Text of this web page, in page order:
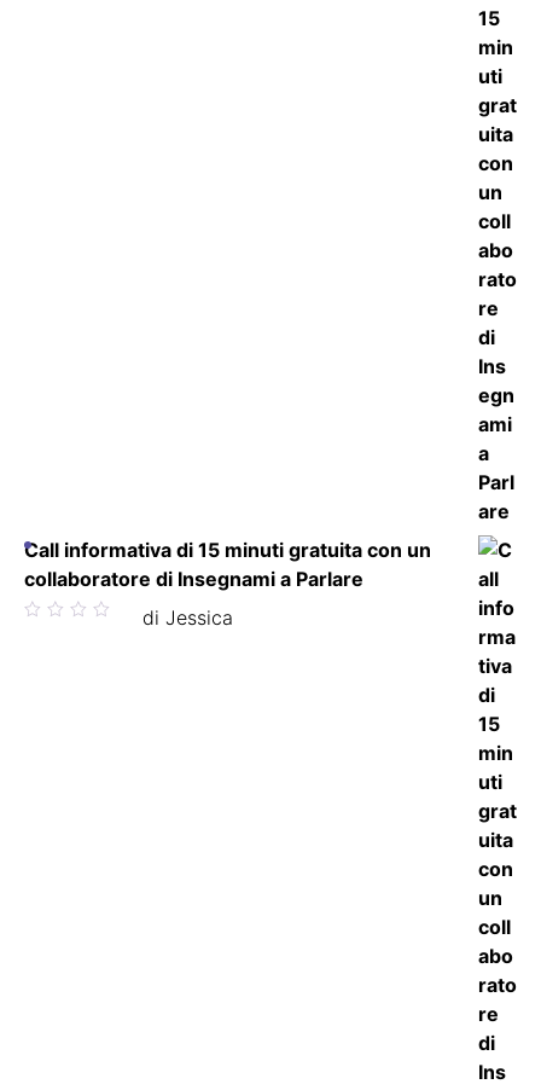
Call informativa di 15 minuti gratuita con un
collaboratore di Insegnami a Parlare
Valutato di Jessica